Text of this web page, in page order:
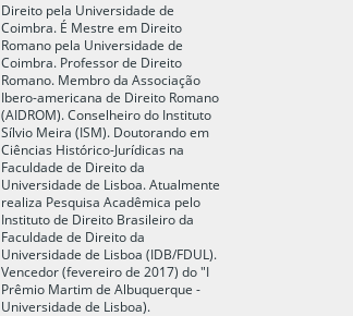
Direito pela Universidade de
Coimbra. É Mestre em Direito
Romano pela Universidade de
Coimbra. Professor de Direito
Romano. Membro da Associação
Ibero-americana de Direito Romano
(AIDROM). Conselheiro do Instituto
Sílvio Meira (ISM). Doutorando em
Ciências Histórico-Jurídicas na
Faculdade de Direito da
Universidade de Lisboa. Atualmente
realiza Pesquisa Acadêmica pelo
Instituto de Direito Brasileiro da
Faculdade de Direito da
Universidade de Lisboa (IDB/FDUL).
Vencedor (fevereiro de 2017) do "I
Prêmio Martim de Albuquerque -
Universidade de Lisboa).